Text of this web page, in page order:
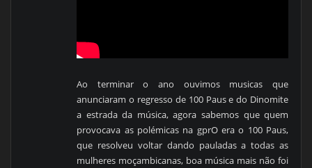
Ao terminar o ano ouvimos musicas que
anunciaram o regresso de 100 Paus e do Dinomite
a estrada da música, agora sabemos que quem
provocava as polémicas na gprO era o 100 Paus,
que resolveu voltar dando pauladas a todas as
mulheres moçambicanas, boa música mais não foi